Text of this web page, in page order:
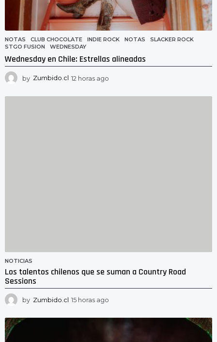
NOTAS CLUB CHOCOLATE ,INDIE ROCK ,NOTAS ,SLACKER ROCK
STGO FUSION
,WEDNESDAY
Wednesday en Chile: Estrellas alineadas
by Zumbido.cl 12 horas ago
h
NOTICIAS
Los talentos chilenos que se suman a Country Road
Sessions
by Zumbido.cl 15 horas ago
h